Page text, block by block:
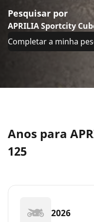
Pesquisar por
APRILIA Sportcity
Completar a minha
Anos para
125
2026